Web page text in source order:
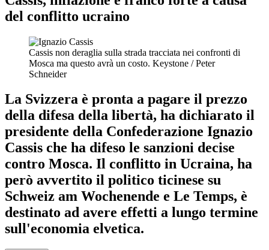
del conflitto ucraino
Cassis non deraglia sulla strada tracciata nei confronti di
Mosca ma questo avrà un costo. Keystone / Peter
Schneider
La Svizzera è pronta a pagare il prezzo
della difesa della libertà, ha dichiarato il
presidente della Confederazione Ignazio
Cassis che ha difeso le sanzioni decise
contro Mosca. Il conflitto in Ucraina, ha
però avvertito il politico ticinese su
Schweiz am Wochenende e Le Temps, è
destinato ad avere effetti a lungo termine
sull'economia elvetica.